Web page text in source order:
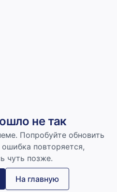
не так
Попробуйте обновить
повторяется,
чуть позже.
На главную